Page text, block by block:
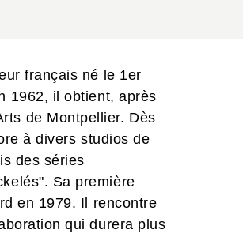
français né le 1er
1962, il obtient, après
de Montpellier. Dès
à divers studios de
des séries
Sa première
en 1979. Il rencontre
qui durera plus